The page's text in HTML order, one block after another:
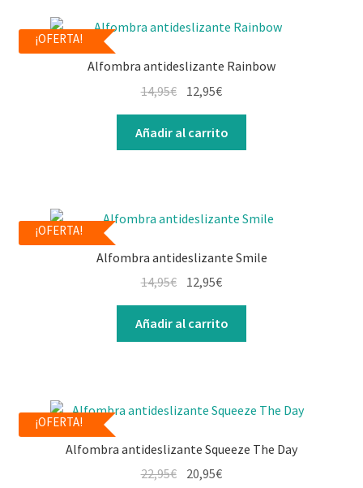
¡OFERTA!
Alfombra antideslizante Rainbow
14,95€ 12,95€
Añadir al carrito
¡OFERTA!
Alfombra antideslizante Smile
14,95€ 12,95€
Añadir al carrito
¡OFERTA!
Alfombra antideslizante Squeeze The Day
22,95€ 20,95€